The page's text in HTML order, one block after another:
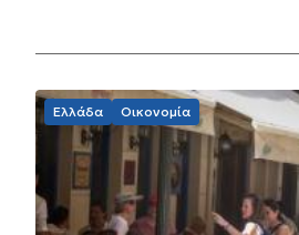
Ελλάδα Οικονομία